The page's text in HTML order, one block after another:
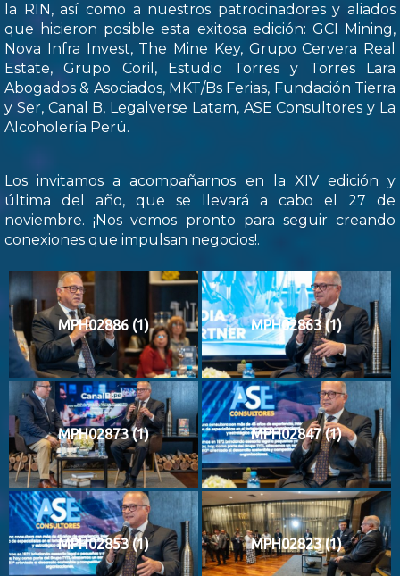
la RIN, así como a nuestros patrocinadores y aliados
que hicieron posible esta exitosa edición: GCI Mining,
Nova Infra Invest, The Mine Key, Grupo Cervera Real
Estate, Grupo Coril, Estudio Torres y Torres Lara
Abogados & Asociados, MKT/Bs Ferias, Fundación Tierra
y Ser, Canal B, Legalverse Latam, ASE Consultores y La
Alcoholería Perú.
Los invitamos a acompañarnos en la XIV edición y
última del año, que se llevará a cabo el 27 de
noviembre. ¡Nos vemos pronto para seguir creando
conexiones que impulsan negocios!.
MPH02886 (1) MPH02863 (1)
MPH02873 (1) MPH02847 (1)
MPH02853 (1) MPH02823 (1)